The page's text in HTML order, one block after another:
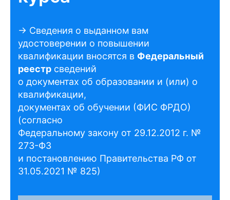
→ Сведения о выданном вам
удостоверении о повышении
квалификации вносятся в Федеральный
реестр сведений
о документах об образовании и (или) о
квалификации,
документах об обучении (ФИС ФРДО)
(согласно
Федеральному закону от 29.12.2012 г. №
273-ФЗ
и постановлению Правительства РФ от
31.05.2021 № 825)